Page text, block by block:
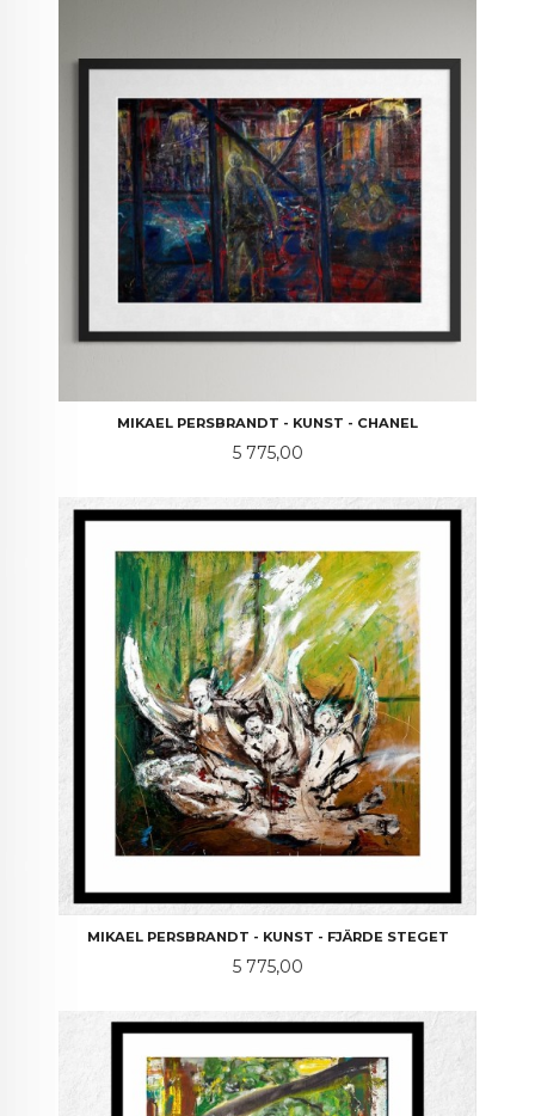
MIKAEL PERSBRANDT - KUNST - CHANEL
Pris
5 775,00
MIKAEL PERSBRANDT - KUNST - FJÄRDE STEGET
Pris
5 775,00